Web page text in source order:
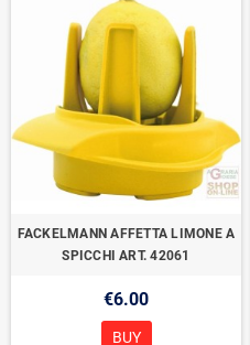
FACKELMANN AFFETTA LIMONE A
SPICCHI ART. 42061
€6.00
BUY